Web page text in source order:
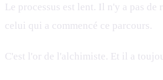
Le processus est lent. Il n'y a pas
celui qui a commencé ce parcours.
C'est l'or de l'alchimiste. Et il a